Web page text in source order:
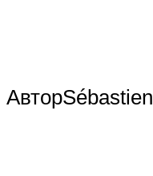
АвторSébastien